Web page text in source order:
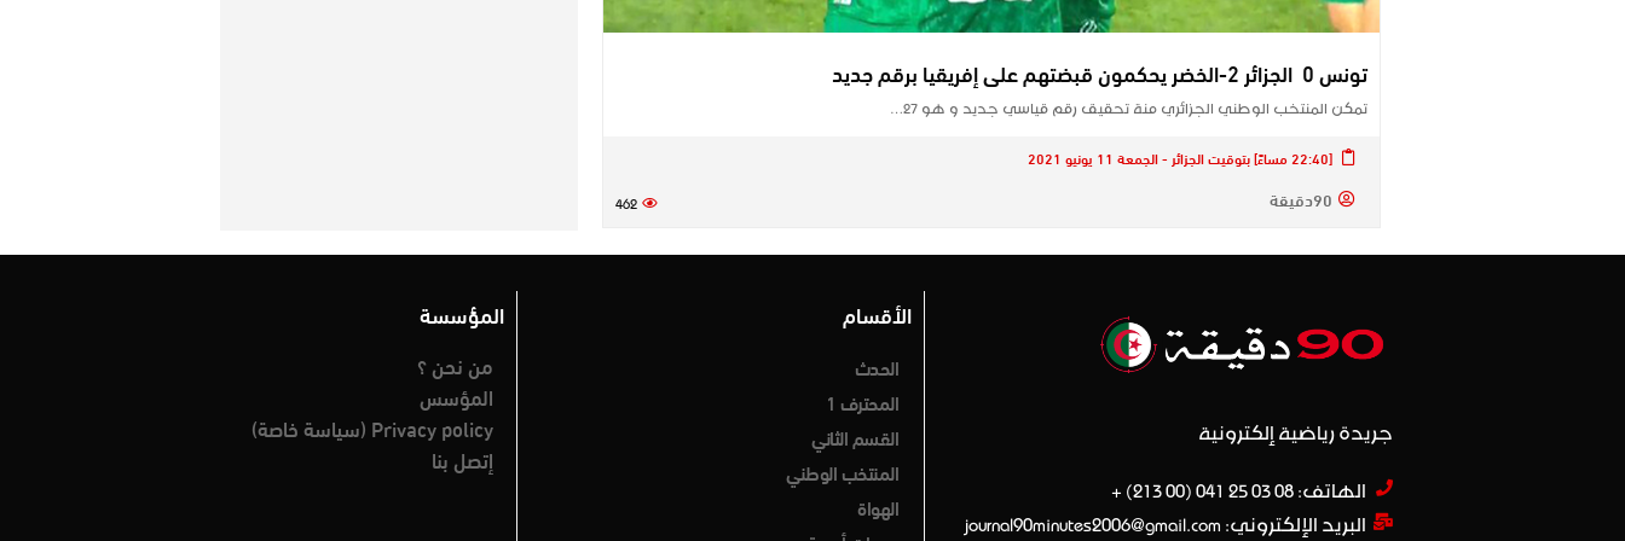
تونس 0 الجزائر 2-الخضر يحكمون قبضتهم على إفريقيا برقم جديد
تمكن المنتخب الوطني الجزائري منة تحقيق رقم قياسي جديد و هو 27…
[22:40 مساءً] بتوقيت الجزائر - الجمعة 11 يونيو 2021
90دقيقة 462
جريدة رياضية إلكترونية
الهاتف: 08 03 25 041 (00 213) +​
البريد الإلكتروني: journal90minutes2006@gmail.com
الأقسام
الحدث
المحترف 1
القسم الثاني
المنتخب الوطني
الهواة
المؤسسة
من نحن ؟
المؤسس
Privacy policy (سياسة خاصة)
إتصل بنا